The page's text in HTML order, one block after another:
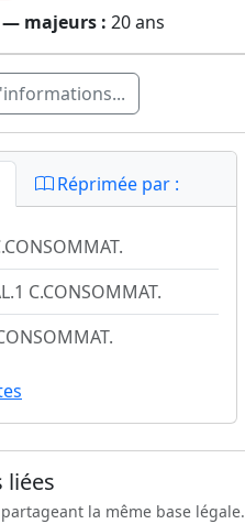
— majeurs : 20 ans
Réprimée par :
C.CONSOMMAT.
liées
la même base légale.